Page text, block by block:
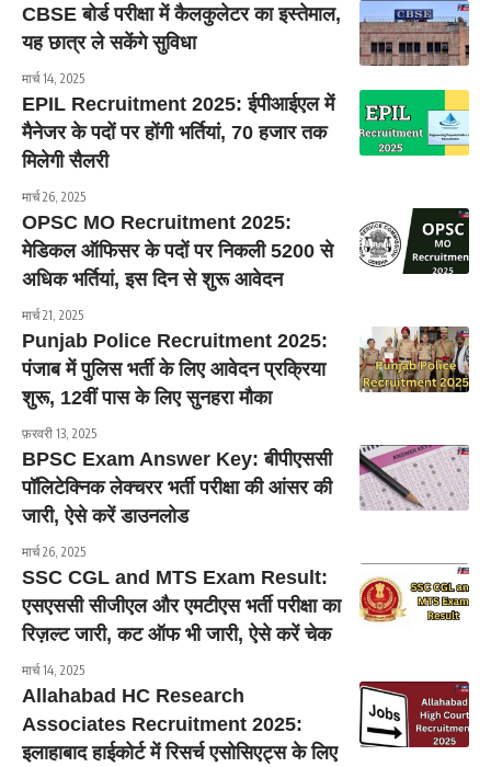
CBSE बोर्ड परीक्षा में कैलकुलेटर का इस्तेमाल,
यह छात्र ले सकेंगे सुविधा
मार्च 14, 2025
EPIL Recruitment 2025: ईपीआईएल में
मैनेजर के पदों पर होंगी भर्तियां, 70 हजार तक
मिलेगी सैलरी
मार्च 26, 2025
OPSC MO Recruitment 2025:
मेडिकल ऑफिसर के पदों पर निकली 5200 से
अधिक भर्तियां, इस दिन से शुरू आवेदन
मार्च 21, 2025
Punjab Police Recruitment 2025:
पंजाब में पुलिस भर्ती के लिए आवेदन प्रक्रिया
शुरू, 12वीं पास के लिए सुनहरा मौका
फ़रवरी 13, 2025
BPSC Exam Answer Key: बीपीएससी
पॉलिटेक्निक लेक्चरर भर्ती परीक्षा की आंसर की
जारी, ऐसे करें डाउनलोड
मार्च 26, 2025
SSC CGL and MTS Exam Result:
एसएससी सीजीएल और एमटीएस भर्ती परीक्षा का
रिज़ल्ट जारी, कट ऑफ भी जारी, ऐसे करें चेक
मार्च 14, 2025
Allahabad HC Research
Associates Recruitment 2025:
इलाहाबाद हाईकोर्ट में रिसर्च एसोसिएट्स के लिए